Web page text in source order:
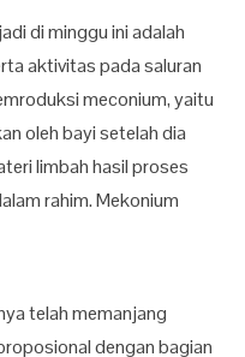
di minggu ini adalah
aktivitas pada saluran
meconium, yaitu
oleh bayi setelah dia
limbah hasil proses
rahim. Mekonium
telah memanjang
dengan bagian